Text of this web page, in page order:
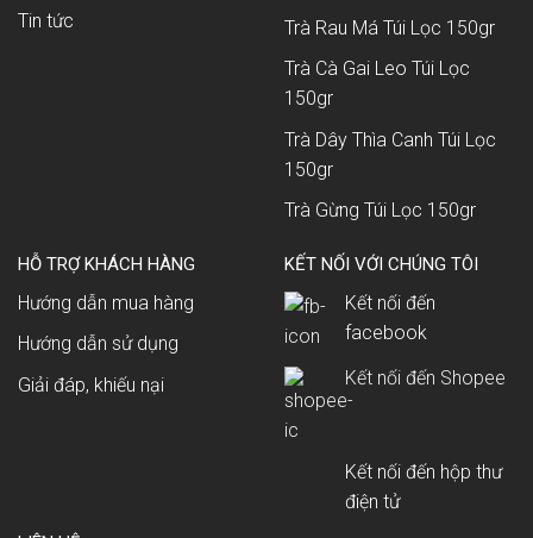
Tin tức
Trà Rau Má Túi Lọc 150gr
Trà Cà Gai Leo Túi Lọc
150gr
Trà Dây Thìa Canh Túi Lọc
150gr
Trà Gừng Túi Lọc 150gr
HỖ TRỢ KHÁCH HÀNG
Hướng dẫn mua hàng
Hướng dẫn sử dụng
Giải đáp, khiếu nại
KẾT NỐI VỚI CHÚNG TÔI
Kết nối đến
facebook
Kết nối đến Shopee
Kết nối đến hộp thư
điện tử